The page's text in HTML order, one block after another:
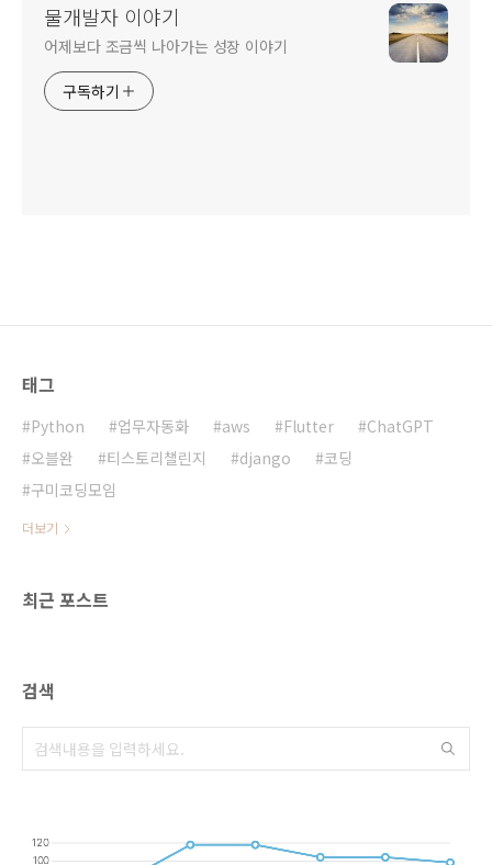
물개발자 이야기
어제보다 조금씩 나아가는 성장 이야기
구독하기
태그
Python 업무자동화 aws Flutter
ChatGPT
오블완
티스토리챌린지 django
코딩
구미코딩모임
더보기
최근 포스트
검색